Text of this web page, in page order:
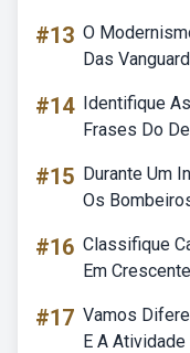
#13 O
Das
#14 Identifique
Frases Do
#15 Durante Um
Os
#16 Classifique
Em
#17 Vamos
E A